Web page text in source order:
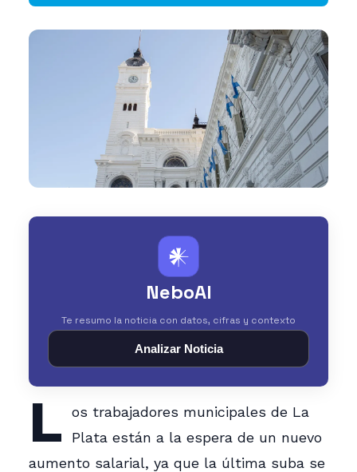
𒀭
NeboAI
Te resumo la noticia con datos, cifras y contexto
Analizar Noticia
L
os trabajadores municipales de La
Plata están a la espera de un nuevo
aumento salarial, ya que la última suba se